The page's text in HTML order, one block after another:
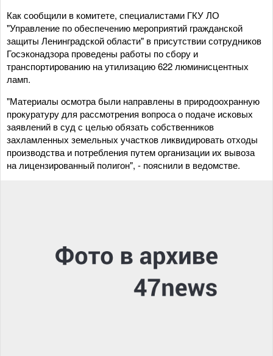
Как сообщили в комитете, специалистами ГКУ ЛО
"Управление по обеспечению мероприятий гражданской
защиты Ленинградской области" в присутствии сотрудников
Госэконадзора проведены работы по сбору и
транспортированию на утилизацию 622 люминисцентных
ламп.
"Материалы осмотра были направлены в природоохранную
прокуратуру для рассмотрения вопроса о подаче исковых
заявлений в суд с целью обязать собственников
захламленных земельных участков ликвидировать отходы
производства и потребления путем организации их вывоза
на лицензированный полигон", - пояснили в ведомстве.